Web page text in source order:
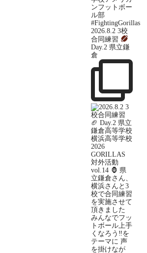
2026.8.2 3校
合同練習
Day.2 県立鎌
倉